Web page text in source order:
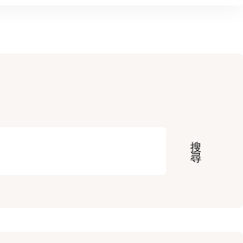
搜
尋